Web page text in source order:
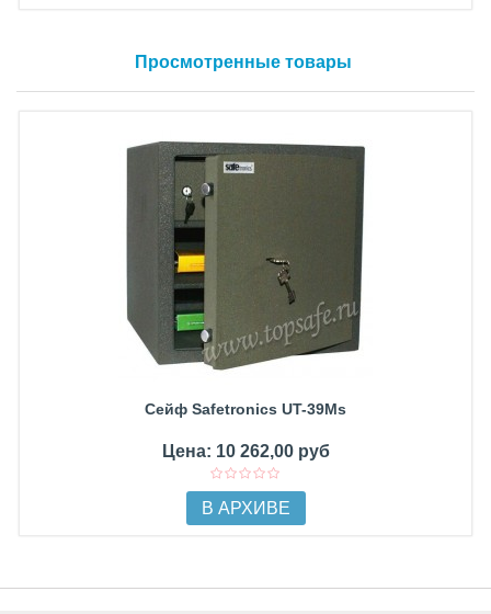
Просмотренные товары
Сейф Safetronics UT-39Ms
Цена: 10 262,00 руб
В АРХИВЕ